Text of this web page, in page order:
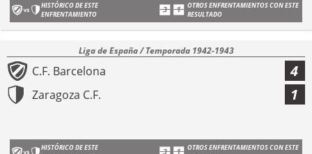
HISTÓRICO DE ESTE
ENFRENTAMIENTO
OTROS ENFRENTAMIENTOS CON ESTE
RESULTADO
Liga de España / Temporada 1942-1943
C.F. Barcelona 4
Zaragoza C.F. 1
HISTÓRICO DE ESTE
OTROS ENFRENTAMIENTOS CON ESTE